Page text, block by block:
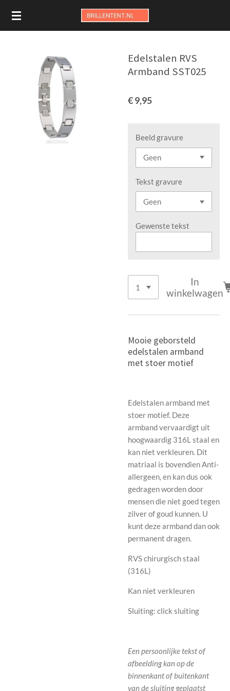
Ga
direct
hoofdinhoud
Edelstalen RVS
Armband SST025
€ 9,95
Beeld gravure
Tekst gravure
Gewenste tekst
In
winkelwagen
Mooie geborsteld
edelstalen armband
met stoer motief
Edelstalen armband met
stoer motief. Deze
armband vervaardigt uit
hoogwaardig 316L staal en
kan niet verkleuren. Dit
matriaal is bovendien Anti-
allergeen, en kan dus ook
gedragen worden door
mensen die niet goed tegen
zilver of goud kunnen. U
kunt deze armband dan ook
permanent dragen.
RVS chirurgisch staal
(316L)
Kan niet verkleuren
Sluiting: click sluiting
Een persoonlijke tekst of
afbeelding kan op de
binnenkant of buitenkant
van de sluiting geplaatst